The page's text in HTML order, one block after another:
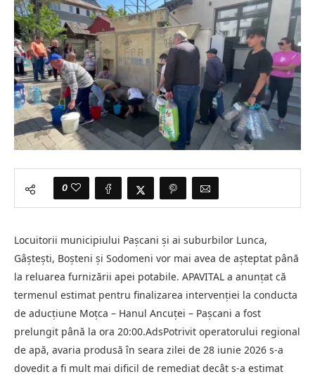
0
Locuitorii municipiului Pașcani și ai suburbilor Lunca,
Gâștești, Boșteni și Sodomeni vor mai avea de așteptat până
la reluarea furnizării apei potabile. APAVITAL a anunțat că
termenul estimat pentru finalizarea intervenției la conducta
de aducțiune Moțca – Hanul Ancuței – Pașcani a fost
prelungit până la ora 20:00.AdsPotrivit operatorului regional
de apă, avaria produsă în seara zilei de 28 iunie 2026 s-a
dovedit a fi mult mai dificil de remediat decât s-a estimat